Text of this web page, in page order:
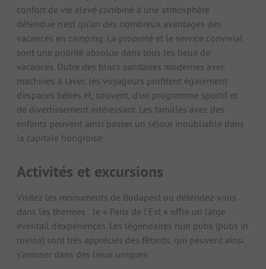
confort de vie élevé combiné à une atmosphère
détendue n'est qu'un des nombreux avantages des
vacances en camping. La propreté et le service convivial
sont une priorité absolue dans tous les lieux de
vacances. Outre des blocs sanitaires modernes avec
machines à laver, les voyageurs profitent également
d'espaces bébés et, souvent, d'un programme sportif et
de divertissement intéressant. Les familles avec des
enfants peuvent ainsi passer un séjour inoubliable dans
la capitale hongroise.
Activités et excursions
Visitez les monuments de Budapest ou détendez-vous
dans les thermes : le « Paris de l'Est » offre un large
éventail d'expériences. Les légendaires ruin pubs (pubs in
rovina) sont très appréciés des fêtards, qui peuvent ainsi
s'amuser dans des lieux uniques.